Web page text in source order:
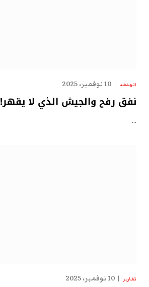
الهدهد 10 نوفمبر، 2025
نفق رفح والجيش الذي لا يقهر!
…
تقارير 10 نوفمبر، 2025